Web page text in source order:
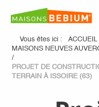
Vous êtes ici : ACCUEIL
MAISONS NEUVES
/
PROJET DE
TERRAIN À ISSOIRE (63)